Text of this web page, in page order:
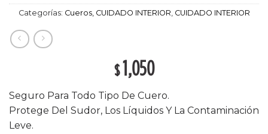
Categorías: Cueros, CUIDADO INTERIOR CUIDADO INTERIOR
$1,050
Seguro Para Todo Tipo De Cuero.
Protege Del Sudor, Los Líquidos Y La Contaminación
Leve.